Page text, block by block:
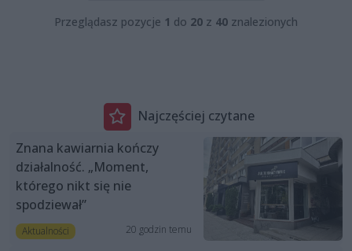
Przeglądasz pozycje 1 do 20 z 40 znalezionych
Najczęściej czytane
Znana kawiarnia kończy
działalność. „Moment,
którego nikt się nie
spodziewał”
Aktualności 20 godzin temu